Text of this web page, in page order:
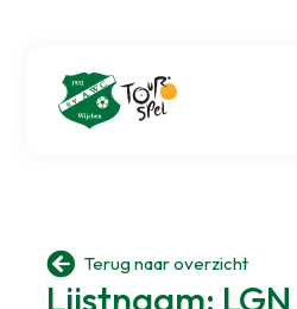
 Terug naar overzicht
Lijstnaam: LGN